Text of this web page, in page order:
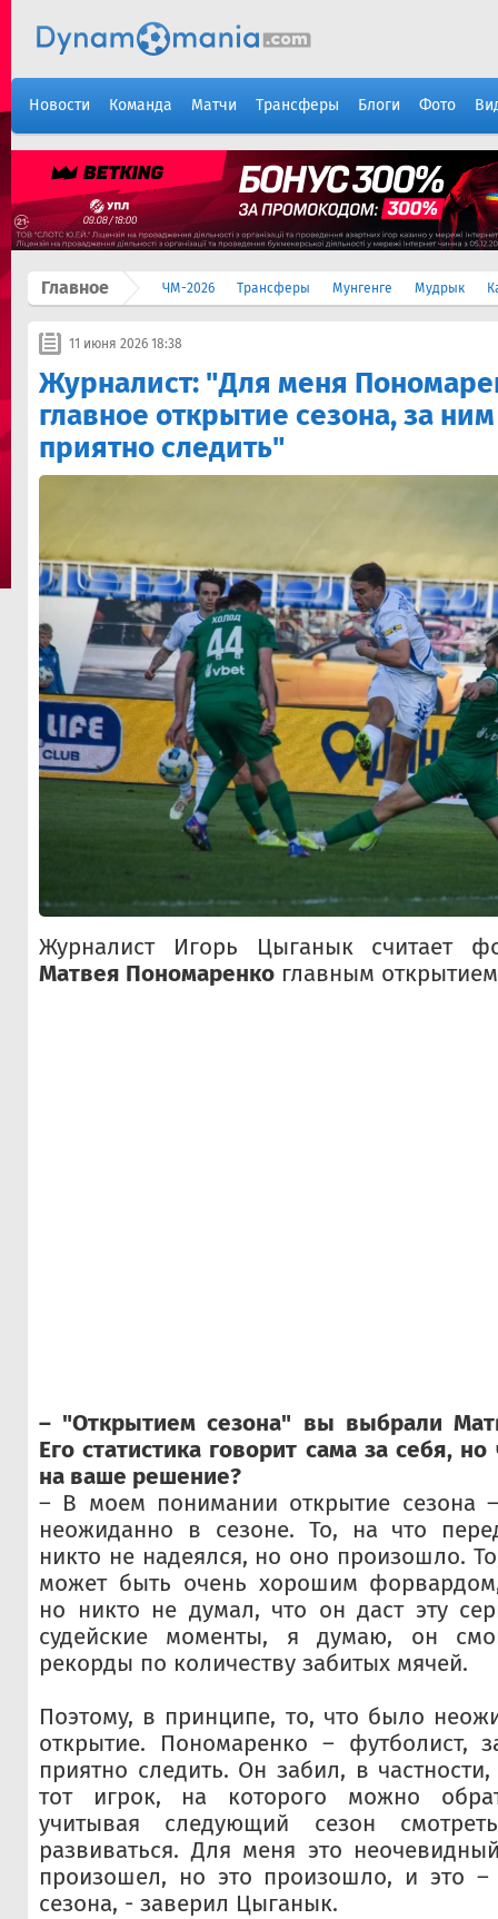
Новости Команда Матчи Трансферы Блоги Фото
Главное ЧМ-2026 Трансферы Мунгенге Мудрык
11 июня 2026 18:38
Журналист: "Для меня
главное открытие сезона, за
приятно следить"
Журналист Игорь Цыганык считает
Матвея Пономаренко главным
– "Открытием сезона" вы выбрали
Его статистика говорит сама за себя,
на ваше решение?
– В моем понимании открытие сезона
неожиданно в сезоне. То, на что
никто не надеялся, но оно произошло.
может быть очень хорошим
но никто не думал, что он даст эту
судейские моменты, я думаю, он
рекорды по количеству забитых мячей.
Поэтому, в принципе, то, что было
открытие. Пономаренко – футболист,
приятно следить. Он забил, в
тот игрок, на которого можно
учитывая следующий сезон
развиваться. Для меня это
произошел, но это произошло, и это –
сезона, - заверил Цыганык.